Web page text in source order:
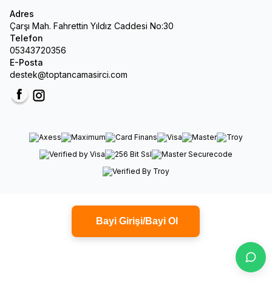
Adres
Çarşı Mah. Fahrettin Yıldız Caddesi No:30
Telefon
05343720356
E-Posta
destek@toptancamasirci.com
FacebookInstagram
Bayi Girişi/Bayi Ol